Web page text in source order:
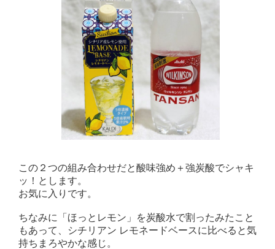
この２つの組み合わせだと酸味強め＋強炭酸でシャキ
ッ！とします。
お気に入りです。
ちなみに「ほっとレモン」を炭酸水で割ったみたこと
もあって、シチリアン レモネードベースに比べると気
持ちまろやかな感じ。